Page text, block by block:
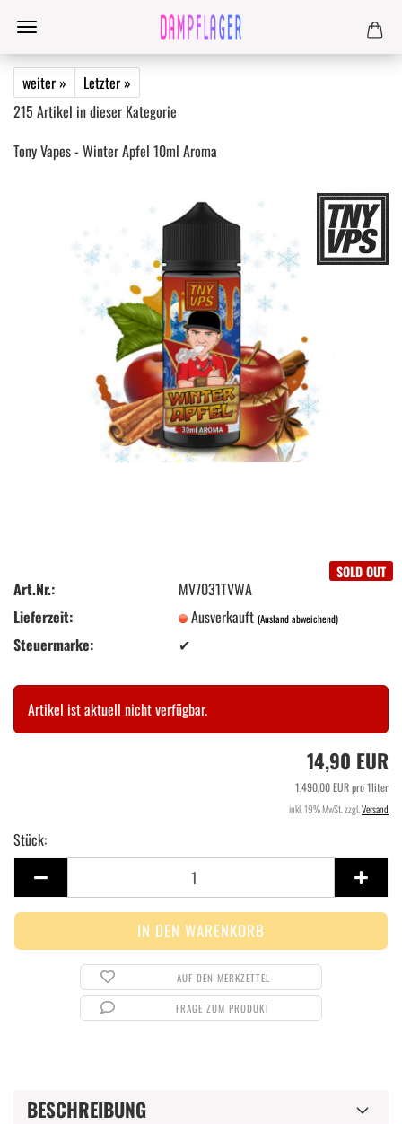
weiter »
Letzter »
215 Artikel in dieser Kategorie
Tony Vapes - Winter Apfel 10ml Aroma
SOLD OUT
Art.Nr.:
MV7031TVWA
Lieferzeit:
Ausverkauft(Ausland abweichend)
Steuermarke: ✔
Artikel ist aktuell nicht verfügbar.
14,90 EUR
1.490,00 EUR pro 1liter
inkl. 19% MwSt. zzgl. Versand
Stück:
Stück
AUF DEN MERKZETTEL
FRAGE ZUM PRODUKT
BESCHREIBUNG